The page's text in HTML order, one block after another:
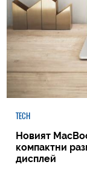
TECH
Новият
компактни
дисплей